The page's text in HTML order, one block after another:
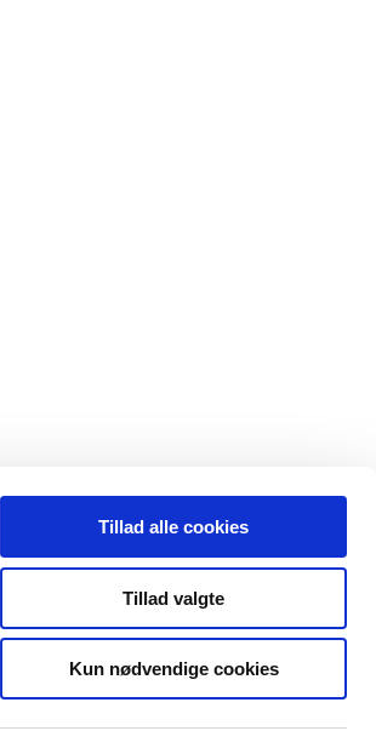
Tillad alle cookies
Tillad valgte
Kun nødvendige cookies